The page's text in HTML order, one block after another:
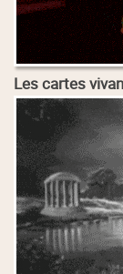
Les cartes